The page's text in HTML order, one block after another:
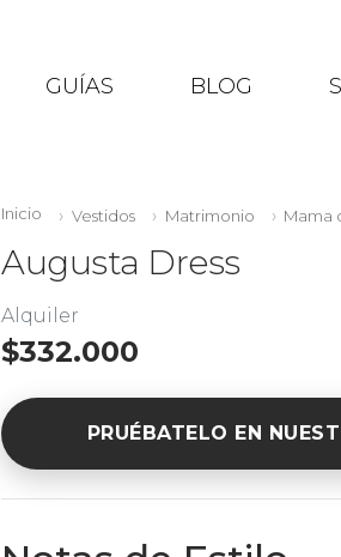
GUÍAS BLOG
Inicio Vestidos Matrimonio Mama
Augusta Dress
Alquiler
$332.000
PRUÉBATELO EN